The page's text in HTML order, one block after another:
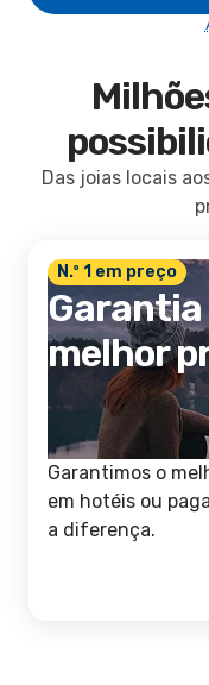
Das joias locais
N.º 1 em preço
Garantia
melhor
Garantimos o
em hotéis ou
a diferença.